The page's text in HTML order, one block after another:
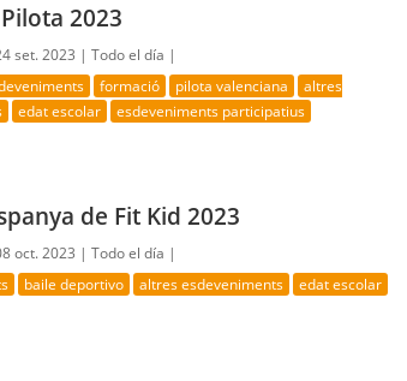
2023
set. 2023 |Todo el día |
formació pilota valenciana
altres
edat escolar esdeveniments participatius
de Fit Kid 2023
oct. 2023 |Todo el día |
baile deportivo altres esdeveniments edat escolar